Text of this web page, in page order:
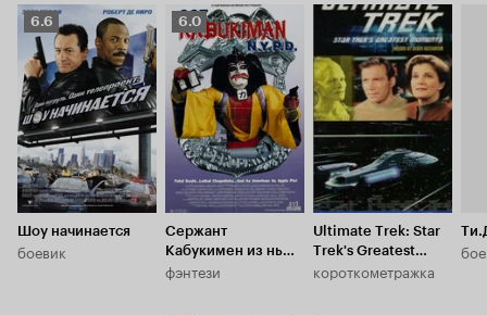
Рейтинг
Кинопоиска
6.6
6.6
Шоу начинается
боевик
Рейтинг
Кинопоиска
6.0
6.0
Сержант
Кабукимен из нью-
йоркской полиции
фэнтези
Ultimate Trek: Star
Trek's Greatest
Moments
короткометражка